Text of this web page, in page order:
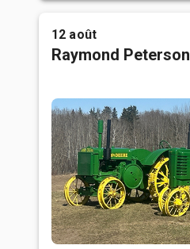
12 août
Raymond Peterson